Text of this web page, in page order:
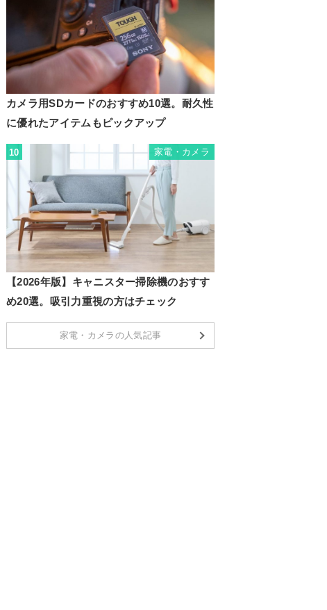
カメラ用SDカードのおすすめ10選。耐久性
に優れたアイテムもピックアップ
10 家電・カメラ
【2026年版】キャニスター掃除機のおすす
め20選。吸引力重視の方はチェック
家電・カメラの人気記事